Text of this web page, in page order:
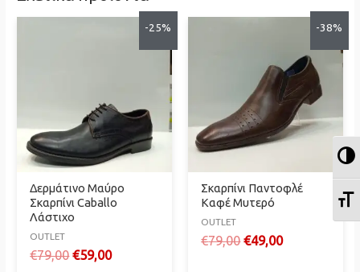
-25%
Δερμάτινο Μαύρο
Σκαρπίνι Caballo
Λάστιχο
OUTLET
€79,00Original
€59,00Η
-38%
Σκαρπίνι Παντοφλέ
Καφέ Μυτερό
OUTLET
€79,00Original
€49,00Η